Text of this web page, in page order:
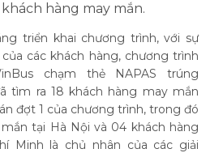
hàng may mắn.
triển khai chương trình, với sự
các khách hàng, chương trình
chạm thẻ NAPAS trúng
tìm ra 18 khách hàng may mắn
đợt 1 của chương trình, trong đó
tại Hà Nội và 04 khách hàng
Minh là chủ nhân của các giải